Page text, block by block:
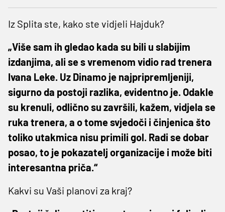
Iz Splita ste, kako ste vidjeli Hajduk?
„Više sam ih gledao kada su bili u slabijim
izdanjima, ali se s vremenom vidio rad trenera
Ivana Leke. Uz Dinamo je najpripremljeniji,
sigurno da postoji razlika, evidentno je. Odakle
su krenuli, odlično su završili, kažem, vidjela se
ruka trenera, a o tome svjedoči i činjenica što
toliko utakmica nisu primili gol. Radi se dobar
posao, to je pokazatelj organizacije i može biti
interesantna priča.“
Kakvi su Vaši planovi za kraj?